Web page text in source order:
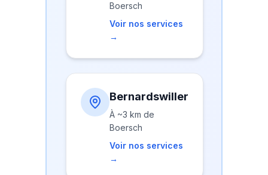
Boersch
Voir nos services
→
Bernardswiller
À ~3 km de
Boersch
Voir nos services
→